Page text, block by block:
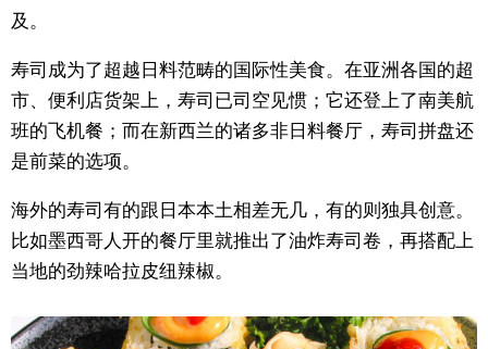
及。
寿司成为了超越日料范畴的国际性美食。在亚洲各国的超
市、便利店货架上，寿司已司空见惯；它还登上了南美航
班的飞机餐；而在新西兰的诸多非日料餐厅，寿司拼盘还
是前菜的选项。
海外的寿司有的跟日本本土相差无几，有的则独具创意。
比如墨西哥人开的餐厅里就推出了油炸寿司卷，再搭配上
当地的劲辣哈拉皮纽辣椒。